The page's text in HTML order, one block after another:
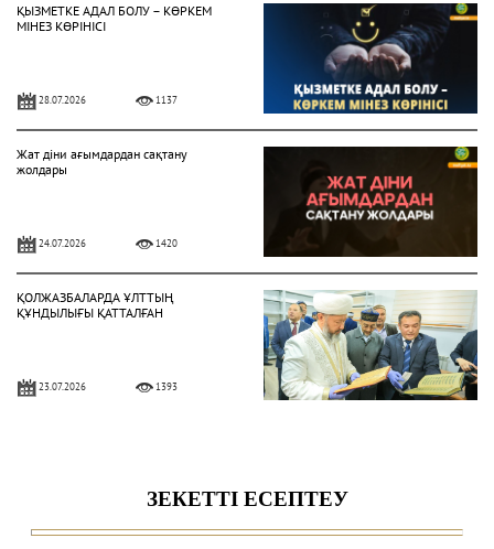
ҚЫЗМЕТКЕ АДАЛ БОЛУ – КӨРКЕМ
МІНЕЗ КӨРІНІСІ
28.07.2026 1137
Жат діни ағымдардан сақтану
жолдары
24.07.2026 1420
ҚОЛЖАЗБАЛАРДА ҰЛТТЫҢ
ҚҰНДЫЛЫҒЫ ҚАТТАЛҒАН
23.07.2026 1393
16.07.2026 1814